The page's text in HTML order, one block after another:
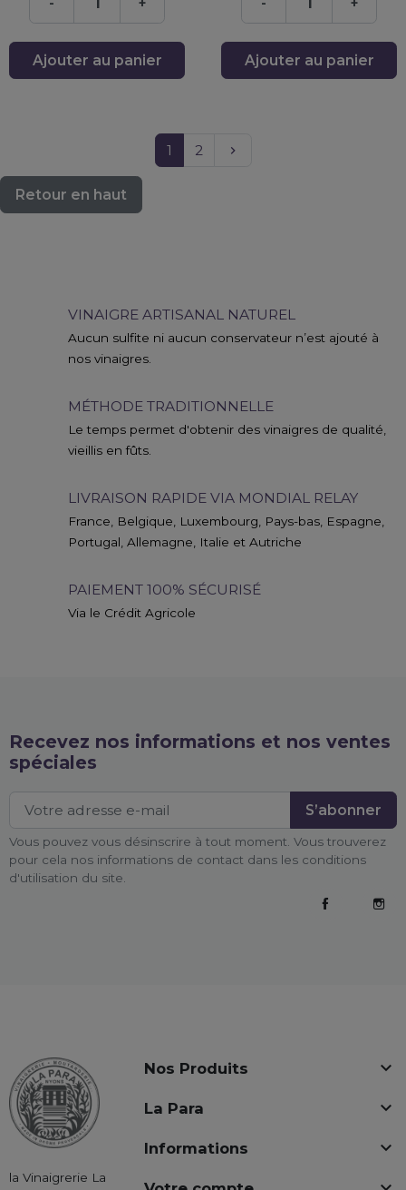
- +
Ajouter au panier
- +
Ajouter au panier
1 2 keyboard_arrow_right
Retour en haut
VINAIGRE ARTISANAL NATUREL
Aucun sulfite ni aucun conservateur n’est ajouté à
nos vinaigres.
MÉTHODE TRADITIONNELLE
Le temps permet d'obtenir des vinaigres de qualité,
vieillis en fûts.
LIVRAISON RAPIDE VIA MONDIAL RELAY
France, Belgique, Luxembourg, Pays-bas, Espagne,
Portugal, Allemagne, Italie et Autriche
PAIEMENT 100% SÉCURISÉ
Via le Crédit Agricole
Recevez nos informations et nos ventes
spéciales
Vous pouvez vous désinscrire à tout moment. Vous trouverez
pour cela nos informations de contact dans les conditions
d'utilisation du site.
la Vinaigrerie La
Nos Produits 
La Para 
Informations 